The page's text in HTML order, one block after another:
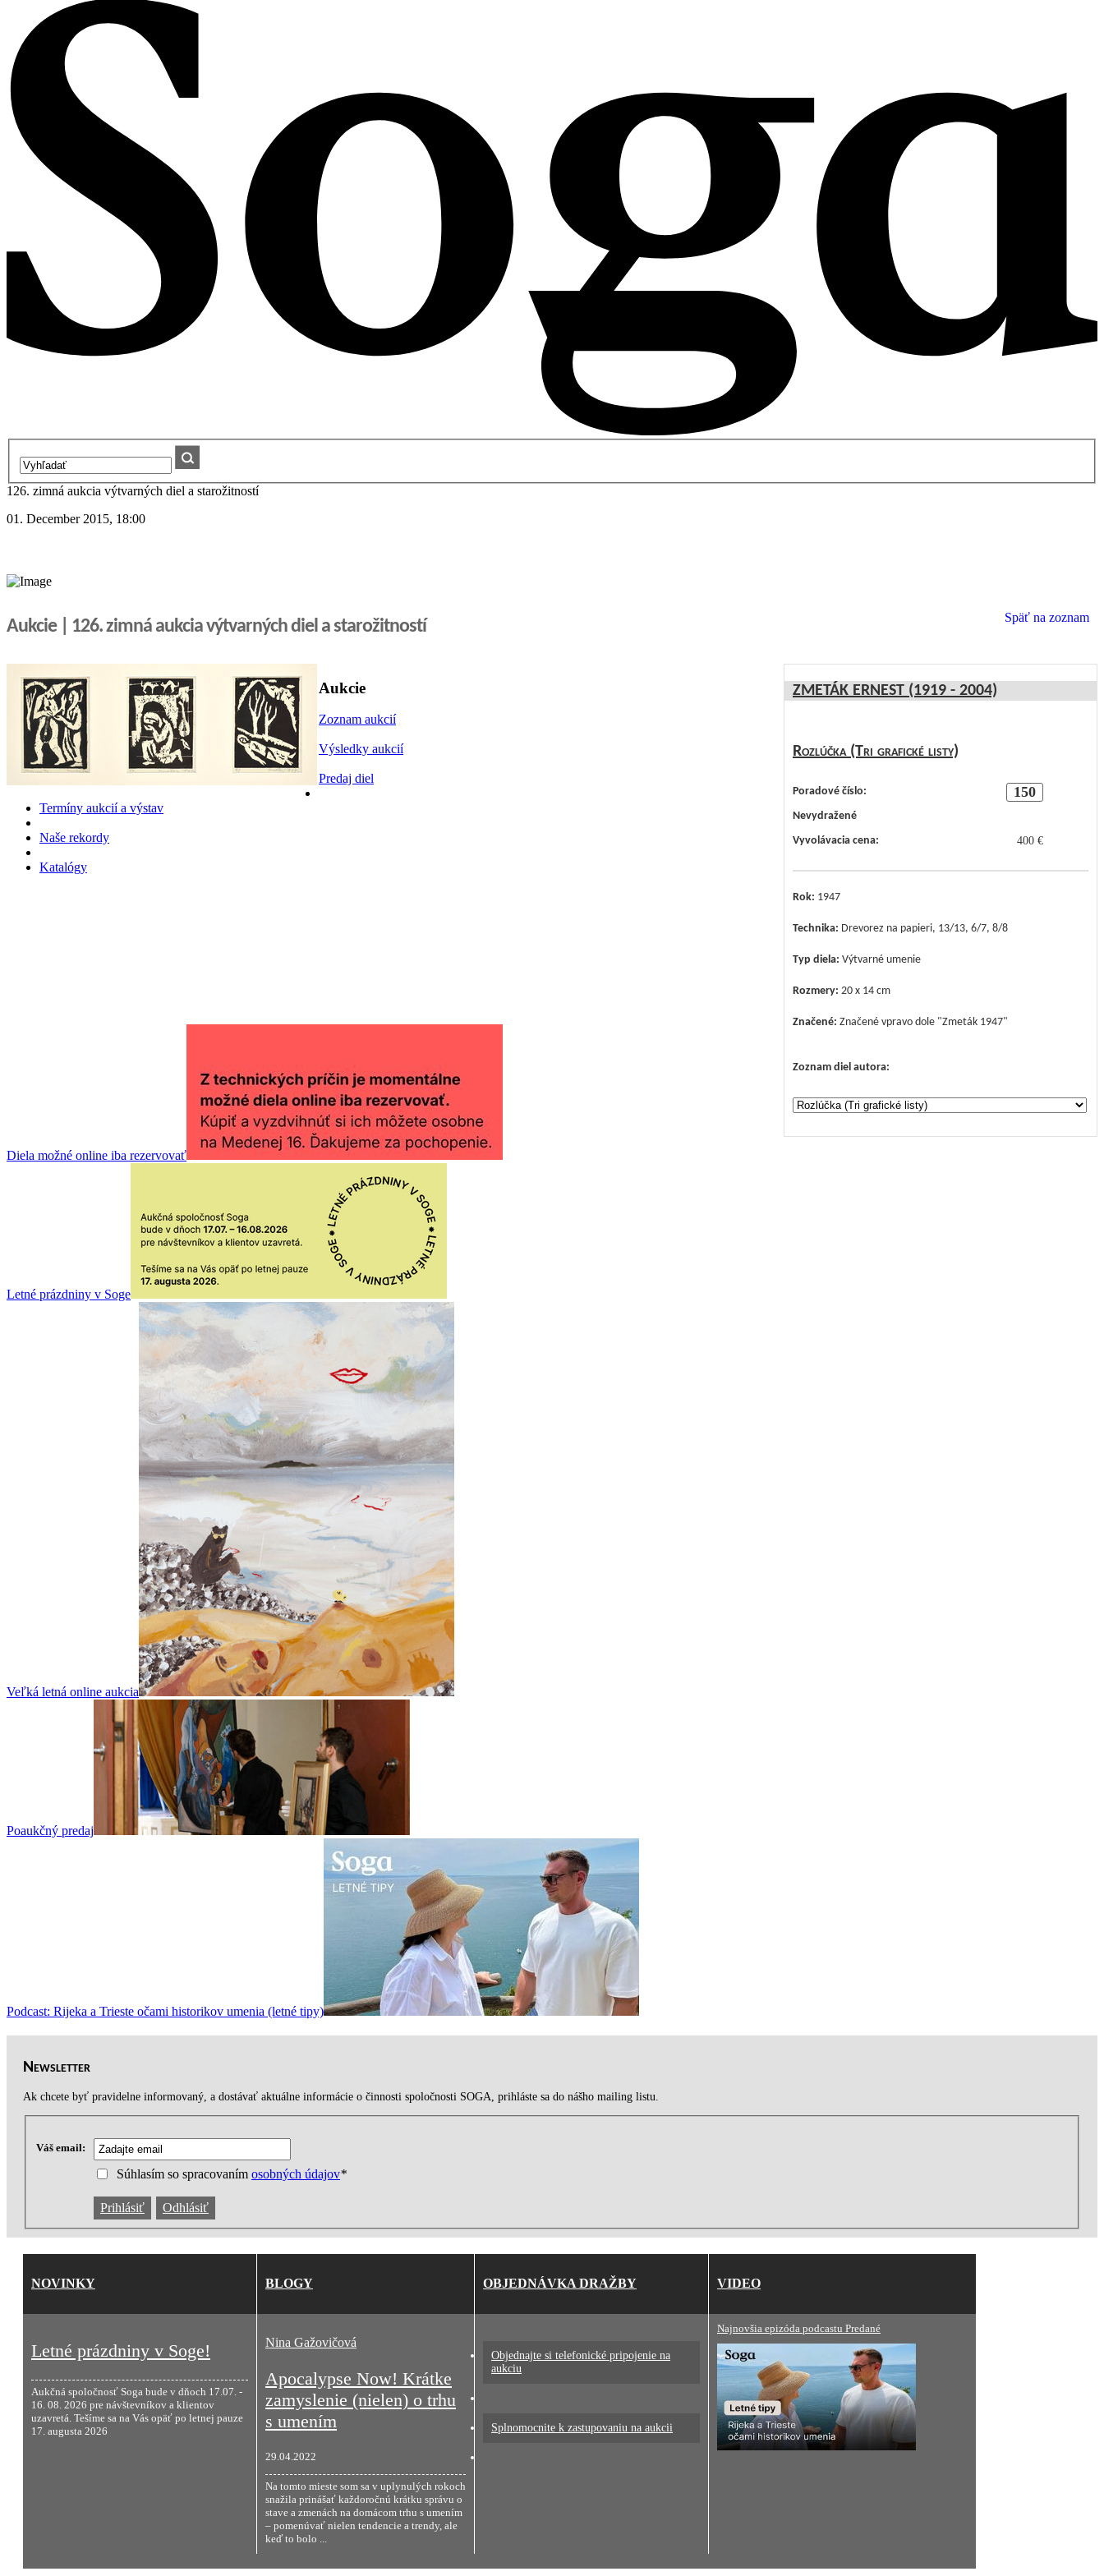
126. zimná aukcia výtvarných diel a starožitností
01. December 2015, 18:00
Späť na zoznam
Aukcie | 126. zimná aukcia výtvarných diel a starožitností
ZMETÁK ERNEST (1919 - 2004)
Rozlúčka (Tri grafické listy)
Poradové číslo: 150
Nevydražené
Vyvolávacia cena:
400 €
Rok: 1947
Technika: Drevorez na papieri, 13/13, 6/7, 8/8
Typ diela: Výtvarné umenie
Rozmery: 20 x 14 cm
Značené: Značené vpravo dole "Zmeták 1947"
Zoznam diel autora:
Aukcie
Zoznam aukcií
Výsledky aukcií
Predaj diel
Termíny aukcií a výstav
Naše rekordy
Katalógy
Diela možné online iba rezervovať
Letné prázdniny v Soge
Veľká letná online aukcia
Poaukčný predaj
Podcast: Rijeka a Trieste očami historikov umenia (letné tipy)
Newsletter
Ak chcete byť pravidelne informovaný, a dostávať aktuálne informácie o činnosti spoločnosti SOGA, prihláste sa do nášho mailing listu.
Váš email:
Súhlasím so spracovaním osobných údajov*
Prihlásiť Odhlásiť
NOVINKY BLOGY OBJEDNÁVKA DRAŽBY VIDEO
Letné prázdniny v Soge!
Aukčná spoločnosť Soga bude v dňoch 17.07. -
16. 08. 2026 pre návštevníkov a klientov
uzavretá. Tešíme sa na Vás opäť po letnej pauze
17. augusta 2026
Nina Gažovičová
Apocalypse Now! Krátke
zamyslenie (nielen) o trhu
s umením
29.04.2022
Na tomto mieste som sa v uplynulých rokoch
snažila prinášať každoročnú krátku správu o
stave a zmenách na domácom trhu s umením
– pomenúvať nielen tendencie a trendy, ale
keď to bolo ...
Objednajte si telefonické pripojenie na
aukciu
Splnomocnite k zastupovaniu na aukcii
Najnovšia epizóda podcastu Predané